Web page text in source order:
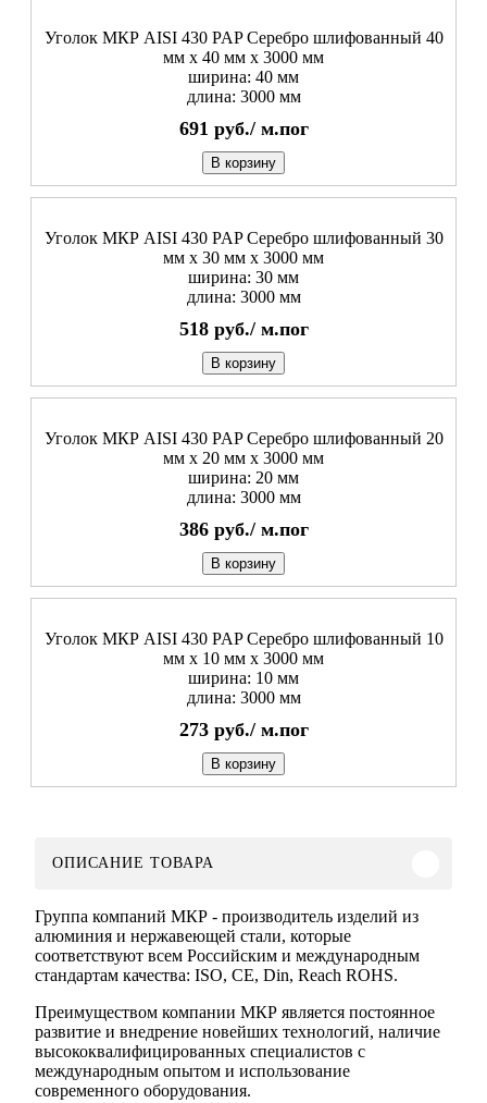
Уголок МКР AISI 430 PAP Серебро шлифованный 40
мм x 40 мм х 3000 мм
ширина: 40 мм
длина: 3000 мм
691 руб./ м.пог
В корзину
Уголок МКР AISI 430 PAP Серебро шлифованный 30
мм x 30 мм х 3000 мм
ширина: 30 мм
длина: 3000 мм
518 руб./ м.пог
В корзину
Уголок МКР AISI 430 PAP Серебро шлифованный 20
мм x 20 мм х 3000 мм
ширина: 20 мм
длина: 3000 мм
386 руб./ м.пог
В корзину
Уголок МКР AISI 430 PAP Серебро шлифованный 10
мм x 10 мм х 3000 мм
ширина: 10 мм
длина: 3000 мм
273 руб./ м.пог
В корзину
ОПИСАНИЕ ТОВАРА
Группа компаний МКР - производитель изделий из
алюминия и нержавеющей стали, которые
соответствуют всем Российским и международным
стандартам качества: ISO, CE, Din, Reach ROHS.
Преимуществом компании МКР является постоянное
развитие и внедрение новейших технологий, наличие
высококвалифицированных специалистов с
международным опытом и использование
современного оборудования.